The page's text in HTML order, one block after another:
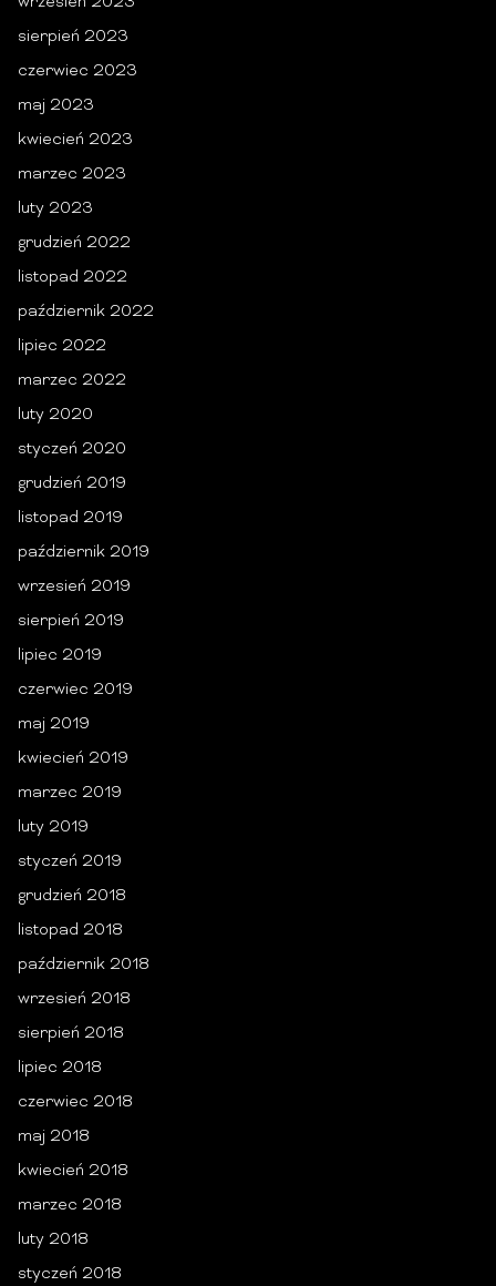
sierpień 2023
czerwiec 2023
maj 2023
kwiecień 2023
marzec 2023
luty 2023
grudzień 2022
listopad 2022
październik 2022
lipiec 2022
marzec 2022
luty 2020
styczeń 2020
grudzień 2019
listopad 2019
październik 2019
wrzesień 2019
sierpień 2019
lipiec 2019
czerwiec 2019
maj 2019
kwiecień 2019
marzec 2019
luty 2019
styczeń 2019
grudzień 2018
listopad 2018
październik 2018
wrzesień 2018
sierpień 2018
lipiec 2018
czerwiec 2018
maj 2018
kwiecień 2018
marzec 2018
luty 2018
styczeń 2018